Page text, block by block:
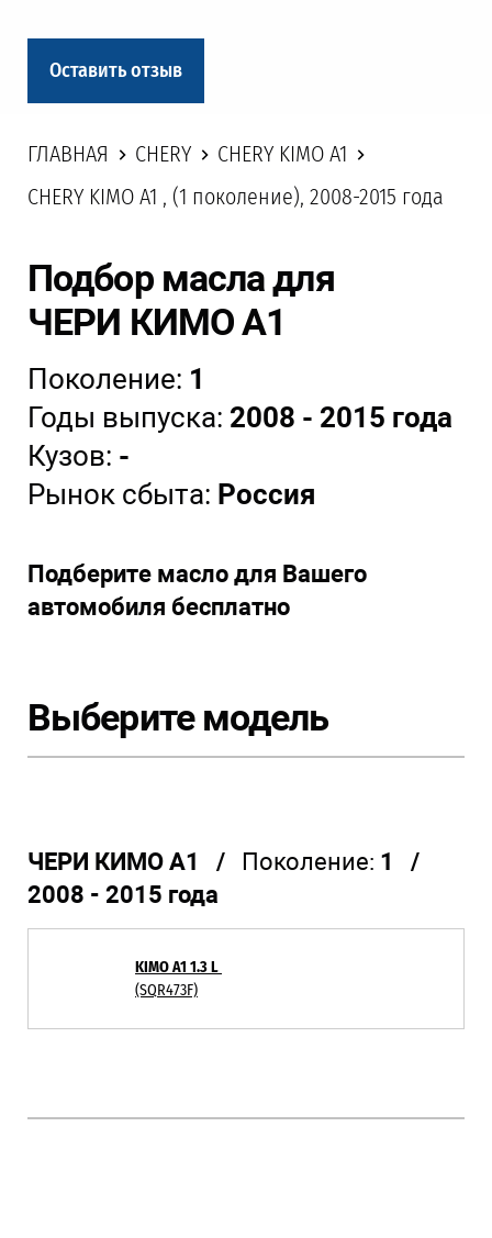
Оставить отзыв
ГЛАВНАЯ CHERY
CHERY KIMO A1
CHERY KIMO A1 , (1 поколение), 2008-2015 года
Подбор масла для
ЧЕРИ КИМО А1
Поколение: 1
Годы выпуска: 2008 - 2015 года
Кузов: -
Рынок сбыта: Россия
Подберите масло для Вашего
автомобиля бесплатно
Выберите модель
ЧЕРИ КИМО А1 / Поколение: 1 /
2008 - 2015 года
KIMO A1 1.3 L
(SQR473F)